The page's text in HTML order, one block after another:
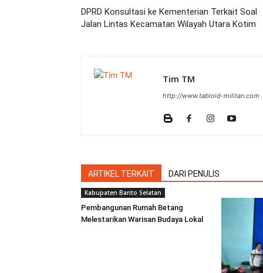
DPRD Konsultasi ke Kementerian Terkait Soal
Jalan Lintas Kecamatan Wilayah Utara Kotim
Tim TM
http://www.tabloid-militan.com
ARTIKEL TERKAIT DARI PENULIS
Kabupaten Barito Selatan
Pembangunan Rumah Betang
Melestarikan Warisan Budaya Lokal